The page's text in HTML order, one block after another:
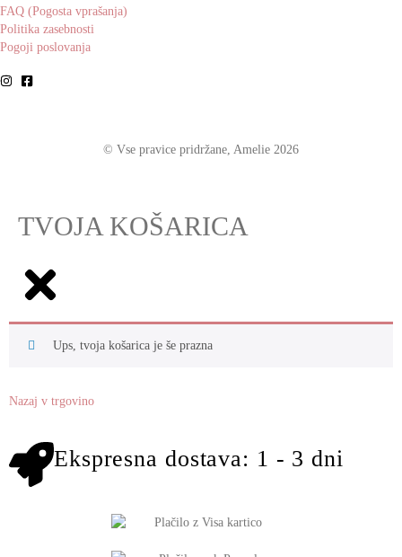
FAQ (Pogosta vprašanja)
Politika zasebnosti
Pogoji poslovanja
© Vse pravice pridržane, Amelie 2026
TVOJA KOŠARICA
Ups, tvoja košarica je še prazna
Nazaj v trgovino
Ekspresna dostava: 1 - 3 dni